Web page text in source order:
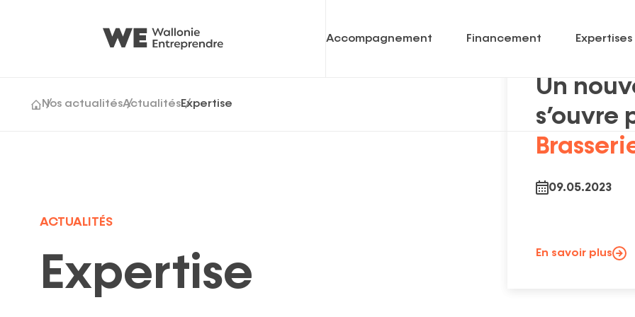
Accompagnement Financement Expertises
Cession & acquisition Economie sociale & coopérative
Nos actualitésActualitésExpertise
ACTUALITÉS
Expertise
FINANCEMENT
Un
s’ouvre
09.05.2023
En savoir plus